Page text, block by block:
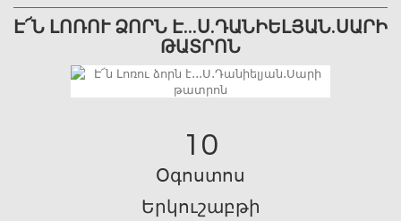
Է՜Ն ԼՈՌՈՒ ՁՈՐՆ Է․․․Ս․ԴԱՆԻԵԼՅԱՆ․ՍԱՐԻ
ԹԱՏՐՈՆ
10
Օգոստոս
Երկուշաբթի